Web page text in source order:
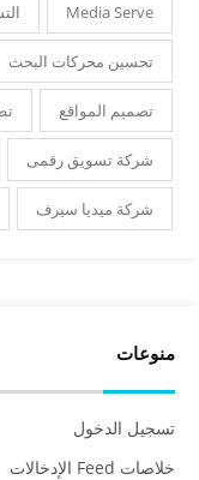
Media Serve
تحسين محركات البحث
تصميم المواقع
شركة تسويق رقمى
شركة ميديا سيرف
منوعات
تسجيل الدخول
خلاصات Feed الإدخالات